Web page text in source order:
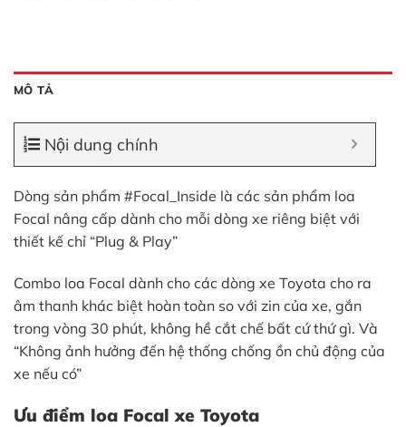
MÔ TẢ
Nội dung chính
Dòng sản phẩm #Focal_Inside là các sản phẩm loa
Focal nâng cấp dành cho mỗi dòng xe riêng biệt với
thiết kế chỉ “Plug & Play”
Combo loa Focal dành cho các dòng xe Toyota cho ra
âm thanh khác biệt hoàn toàn so với zin của xe, gắn
trong vòng 30 phút, không hề cắt chế bất cứ thứ gì. Và
“Không ảnh hưởng đến hệ thống chống ồn chủ động của
xe nếu có”
Ưu điểm loa Focal xe Toyota